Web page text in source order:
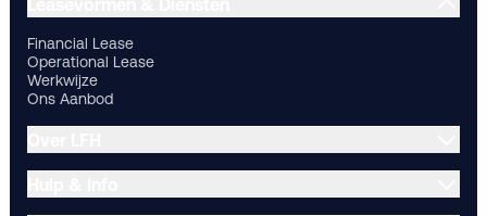
Financial Lease
Operational Lease
Werkwijze
Ons Aanbod